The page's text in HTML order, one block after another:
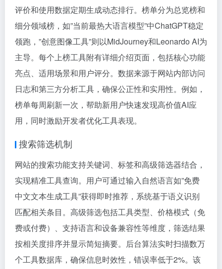
评价和使用数据定期生成动态排行。榜单分为总览榜和
细分领域榜，如”当前最热大语言模型”中ChatGPT稳定
领跑，”创意图像工具”则以MidJourney和Leonardo AI为
主导。每个上榜工具附有详细介绍页面，包括核心功能
亮点、适用场景和用户评分。数据来源于网站内部访问
日志和第三方分析工具，确保公正性和实用性。例如，
榜单每周刷新一次，帮助新用户快速发现高价值AI应
用，同时激励开发者优化工具表现。
搜索筛选机制
网站的搜索功能支持关键词、标签和高级筛选器结合，
实现精准工具查询。用户可通过输入自然语言如”免费
中文文本生成工具”获得即时推荐，系统基于语义识别
匹配相关条目。高级筛选包括工具类型、价格模式（免
费或付费）、支持语言和设备兼容性等维度，筛选结果
按相关度排序并显示简短摘要。后台算法实时扫描数万
个工具数据库，确保信息时效性，错误率低于2%。该